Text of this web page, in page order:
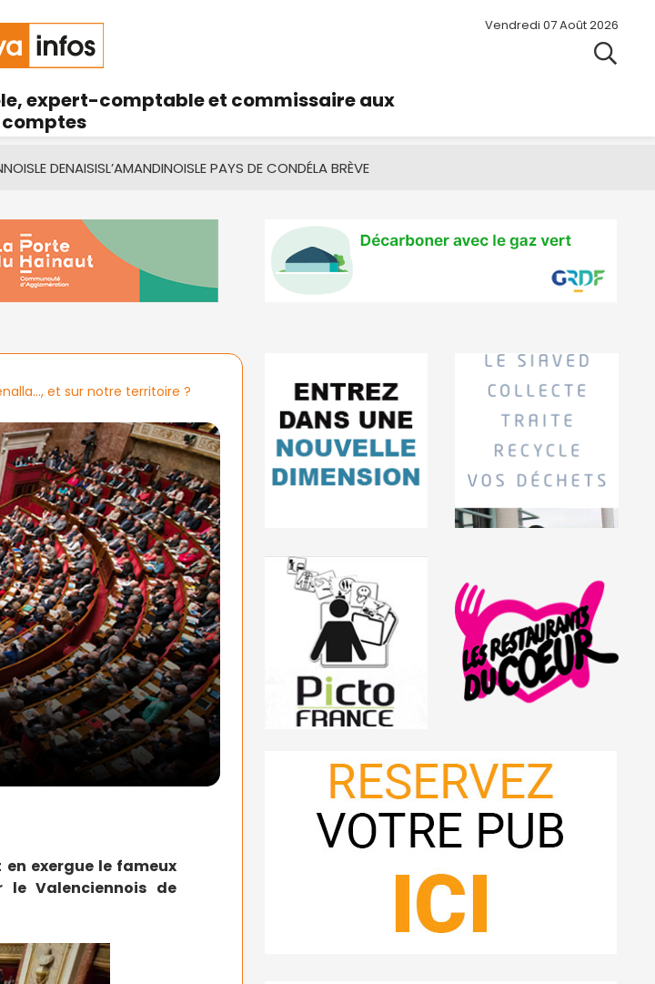
Vendredi 07 Août 2026
expert-comptable et commissaire aux
comptes
LE DENAISISL’AMANDINOISLE PAYS DE CONDÉLA BRÈVE
et sur notre territoire ?
exergue le fameux
le Valenciennois de